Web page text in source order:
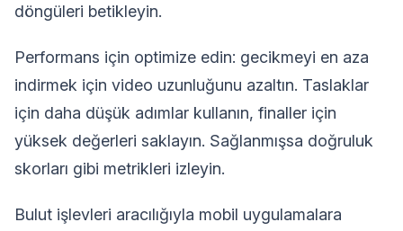
döngüleri betikleyin.
Performans için optimize edin: gecikmeyi en aza
indirmek için video uzunluğunu azaltın. Taslaklar
için daha düşük adımlar kullanın, finaller için
yüksek değerleri saklayın. Sağlanmışsa doğruluk
skorları gibi metrikleri izleyin.
Bulut işlevleri aracılığıyla mobil uygulamalara